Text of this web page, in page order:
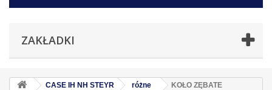
ZAKŁADKI
CASE IH NH STEYR różne
KOŁO ZĘBATE